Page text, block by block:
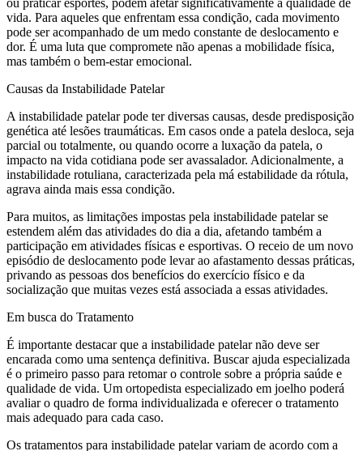
ou praticar esportes, podem afetar significativamente a qualidade de
vida. Para aqueles que enfrentam essa condição, cada movimento
pode ser acompanhado de um medo constante de deslocamento e
dor. É uma luta que compromete não apenas a mobilidade física,
mas também o bem-estar emocional.
Causas da Instabilidade Patelar
A instabilidade patelar pode ter diversas causas, desde predisposição
genética até lesões traumáticas. Em casos onde a patela desloca, seja
parcial ou totalmente, ou quando ocorre a luxação da patela, o
impacto na vida cotidiana pode ser avassalador. Adicionalmente, a
instabilidade rotuliana, caracterizada pela má estabilidade da rótula,
agrava ainda mais essa condição.
Para muitos, as limitações impostas pela instabilidade patelar se
estendem além das atividades do dia a dia, afetando também a
participação em atividades físicas e esportivas. O receio de um novo
episódio de deslocamento pode levar ao afastamento dessas práticas,
privando as pessoas dos benefícios do exercício físico e da
socialização que muitas vezes está associada a essas atividades.
Em busca do Tratamento
É importante destacar que a instabilidade patelar não deve ser
encarada como uma sentença definitiva. Buscar ajuda especializada
é o primeiro passo para retomar o controle sobre a própria saúde e
qualidade de vida. Um ortopedista especializado em joelho poderá
avaliar o quadro de forma individualizada e oferecer o tratamento
mais adequado para cada caso.
Os tratamentos para instabilidade patelar variam de acordo com a